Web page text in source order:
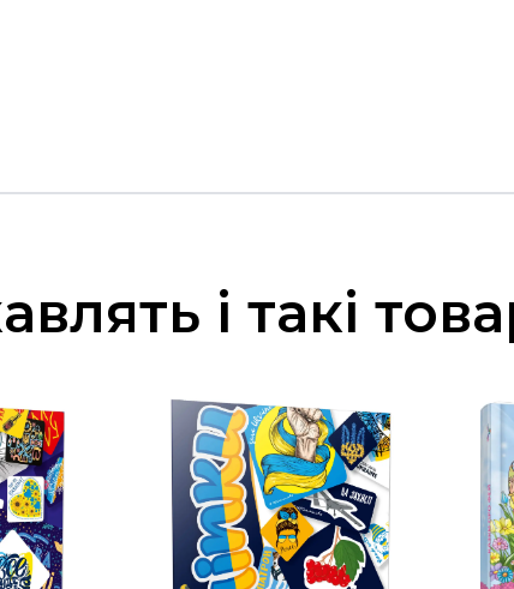
і такі